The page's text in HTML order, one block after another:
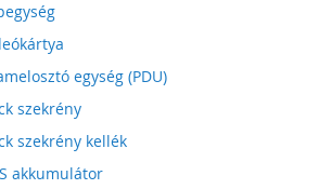
egység (PDU)
szekrény
szekrény kellék
akkumulátor